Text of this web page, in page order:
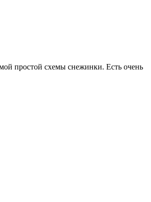
простой схемы снежинки. Есть очень